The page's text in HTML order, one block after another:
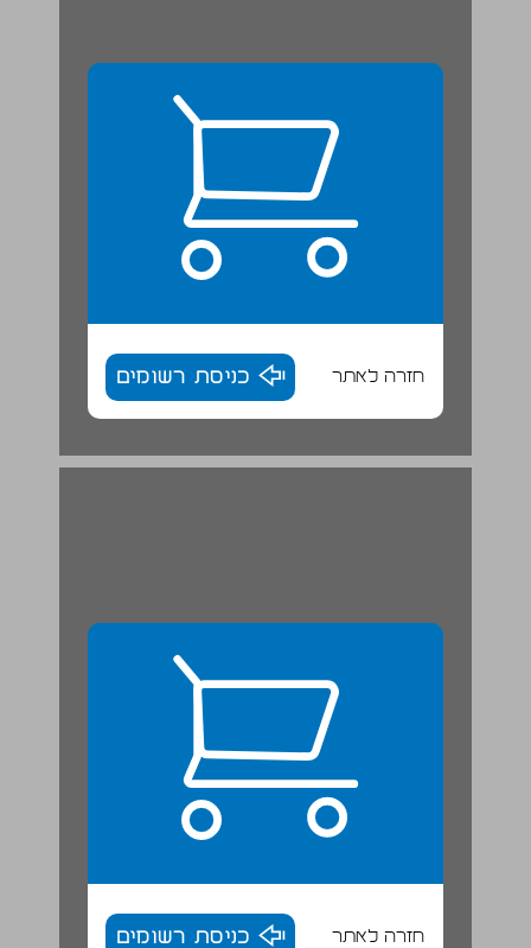
חזרה לאתר כניסת רשומים
חזרה לאתר כניסת רשומים